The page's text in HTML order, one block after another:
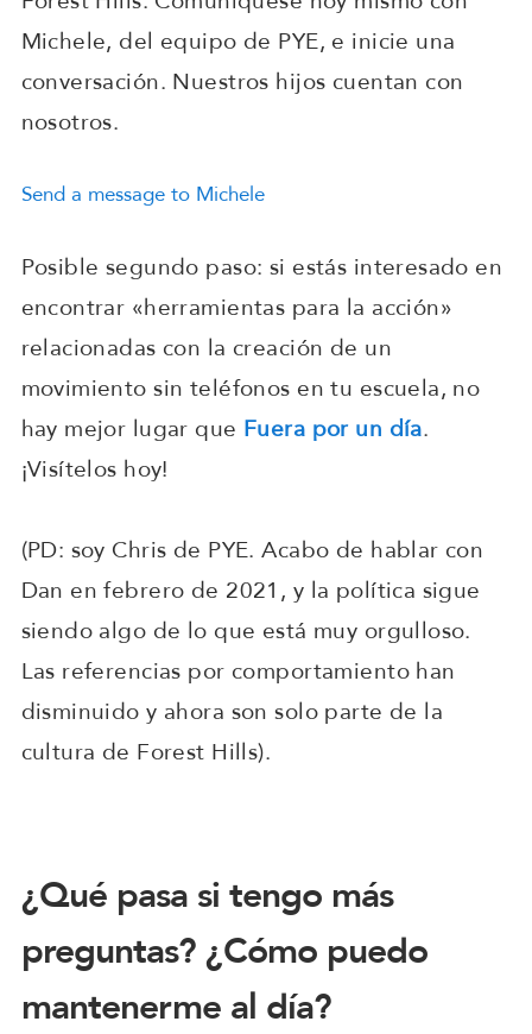
Michele, del equipo de PYE, e inicie una
conversación. Nuestros hijos cuentan con
nosotros.
Send a message to Michele
Posible segundo paso: si estás interesado en
encontrar «herramientas para la acción»
relacionadas con la creación de un
movimiento sin teléfonos en tu escuela, no
hay mejor lugar que Fuera por un día.
¡Visítelos hoy!
(PD: soy Chris de PYE. Acabo de hablar con
Dan en febrero de 2021, y la política sigue
siendo algo de lo que está muy orgulloso.
Las referencias por comportamiento han
disminuido y ahora son solo parte de la
cultura de Forest Hills).
¿Qué pasa si tengo más
preguntas? ¿Cómo puedo
mantenerme al día?